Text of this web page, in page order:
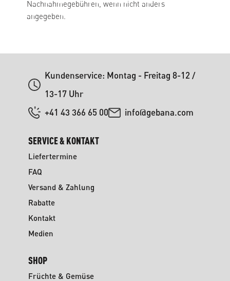
Nachnahmegebühren, wenn nicht anders
angegeben.
Kundenservice: Montag - Freitag 8-12 /
13-17 Uhr
+41 43 366 65 00
info@gebana.com
SERVICE & KONTAKT
Liefertermine
FAQ
Versand & Zahlung
Rabatte
Kontakt
Medien
SHOP
Früchte & Gemüse